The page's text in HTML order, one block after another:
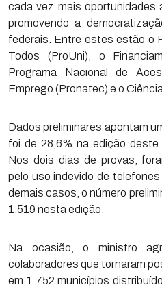
cada vez mais oportunidades
promovendo a
federais. Entre estes estão o
Todos (ProUni), o
Programa Nacional de
Emprego (Pronatec) e o
Dados preliminares apontam
foi de 28,6% na edição deste
Nos dois dias de provas,
pelo uso indevido de
demais casos, o número
1.519 nesta edição.
Na ocasião, o ministro
colaboradores que tornaram
em 1.752 municípios